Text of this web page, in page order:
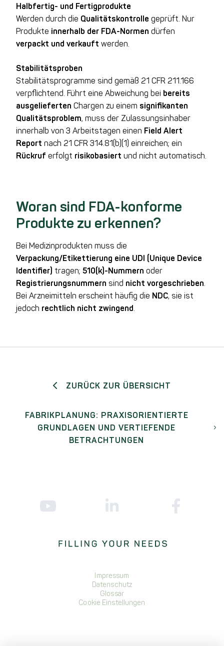
Halbfertig- und Fertigprodukte
Werden durch die Qualitätskontrolle geprüft. Nur
Produkte innerhalb der FDA-Normen dürfen
verpackt und verkauft werden.
Stabilitätsproben
Stabilitätsprogramme sind gemäß 21 CFR 211.166
verpflichtend. Führt eine Abweichung bei bereits
ausgelieferten Chargen zu einem signifikanten
Qualitätsproblem, muss der Zulassungsinhaber
innerhalb von 3 Arbeitstagen einen Field Alert
Report nach 21 CFR 314.81(b)(1) einreichen; ein
Rückruf erfolgt risikobasiert und nicht automatisch.
Woran sind FDA-konforme
Produkte zu erkennen?
Bei Medizinprodukten muss die
Verpackung/Etikettierung eine UDI (Unique Device
Identifier) tragen; 510(k)-Nummern oder
Registrierungsnummern sind nicht vorgeschrieben.
Bei Arzneimitteln erscheint häufig die NDC, sie ist
jedoch rechtlich nicht zwingend.
ZURÜCK ZUR ÜBERSICHT
FABRIKPLANUNG: PRAXISORIENTIERTE
GRUNDLAGEN UND VERTIEFENDE
BETRACHTUNGEN
Impressum
Datenschutz
Glossar
Cookie Einstellungen